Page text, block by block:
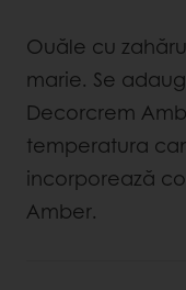
Ouăle cu
marie. Se
Decorcrem
temperatura
incorporează
Amber.